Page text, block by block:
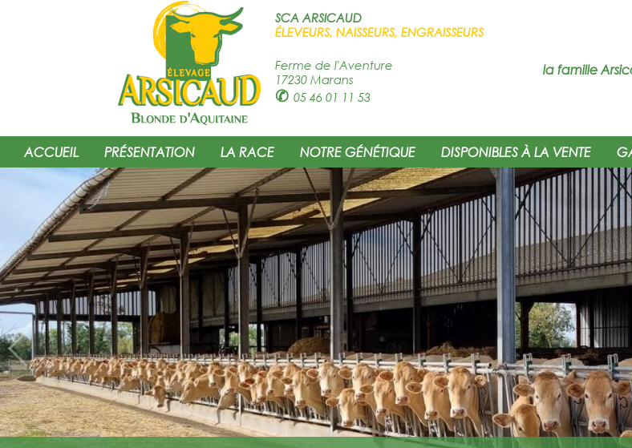
la famille
SCA ARSICAUD
ÉLEVEURS, NAISSEURS, ENGRAISSEURS
Ferme de l'Aventure
17230 Marans
✆ 05 46 01 11 53
ACCUEIL PRÉSENTATION LA RACE NOTRE GÉNÉTIQUE DISPONIBLES À LA VENTE